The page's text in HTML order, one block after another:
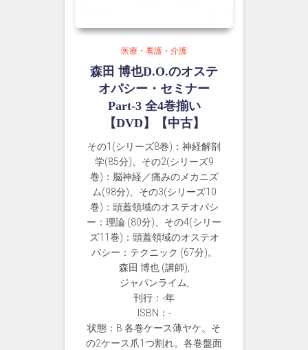
医療・看護・介護
森田 博也D.O.のオステ
オパシー・セミナー
Part-3 全4巻揃い
【DVD】【中古】
その1(シリーズ8巻)：神経解剖
学(85分)、その2(シリーズ9
巻)：脳神経／痛みのメカニズ
ム(98分)、その3(シリーズ10
巻)：頭蓋領域のオステオパシ
ー：理論 (80分)、その4(シリー
ズ11巻)：頭蓋領域のオステオ
パシー：テクニック (67分)。
森田 博也 (講師),
ジャパンライム,
刊行：-年
ISBN：-
状態：B 各巻ケース薄ヤケ。そ
の2ケース爪1つ割れ。各巻盤面